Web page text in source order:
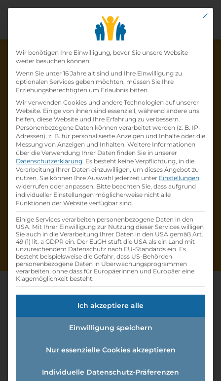
Die Lehrstelle wurde schon
besetzt!
Die LehrstelleLehre Einzelhandelskauffrau/-
mann mit Schwerpunkt FeinkostbeiSPAR
Österreichische Warenhandels-AGist schon
besetzt.
Firmenprofil besuchen
Andere Lehrstelle suchen
Lehre
Einzelhandelskauffrau/-mann
Mit Schwerpunkt Feinkost
»Offene Lehrstellen»Lehre
Mit
Datenschutz-
Wir benötigen Ihre Einwilligung, bevor Sie unsere Website
weiter besuchen können.
Wenn Sie unter 16 Jahre alt sind und Ihre Einwilligung zu
optionalen Services geben möchten, müssen Sie Ihre
Erziehungsberechtigten um Erlaubnis bitten.
Wir verwenden Cookies und andere Technologien auf unserer
Website. Einige von ihnen sind essenziell, während andere uns
helfen, diese Website und Ihre Erfahrung zu verbessern.
Personenbezogene Daten können verarbeitet werden (z. B. IP-
Adressen), z. B. für personalisierte Anzeigen und Inhalte oder die
Messung von Anzeigen und Inhalten. Weitere Informationen
über die Verwendung Ihrer Daten finden Sie in unserer
Datenschutzerklärung. Es besteht keine Verpflichtung, in die
Verarbeitung Ihrer Daten einzuwilligen, um dieses Angebot zu
nutzen. Sie können Ihre Auswahl jederzeit unter Einstellungen
widerrufen oder anpassen. Bitte beachten Sie, dass aufgrund
individueller Einstellungen möglicherweise nicht alle
Funktionen der Website verfügbar sind.
Einige Services verarbeiten personenbezogene Daten in den
USA. Mit Ihrer Einwilligung zur Nutzung dieser Services willigen
Sie auch in die Verarbeitung Ihrer Daten in den USA gemäß Art.
49 (1) lit. a GDPR ein. Der EuGH stuft die USA als ein Land mit
unzureichendem Datenschutz nach EU-Standards ein. Es
besteht beispielsweise die Gefahr, dass US-Behörden
personenbezogene Daten in Überwachungsprogrammen
verarbeiten, ohne dass für Europäerinnen und Europäer eine
Klagemöglichkeit besteht.
Ich akzeptiere alle
Einwilligung speichern
Nur essenzielle Cookies akzeptieren
Individuelle Datenschutz-Präferenzen